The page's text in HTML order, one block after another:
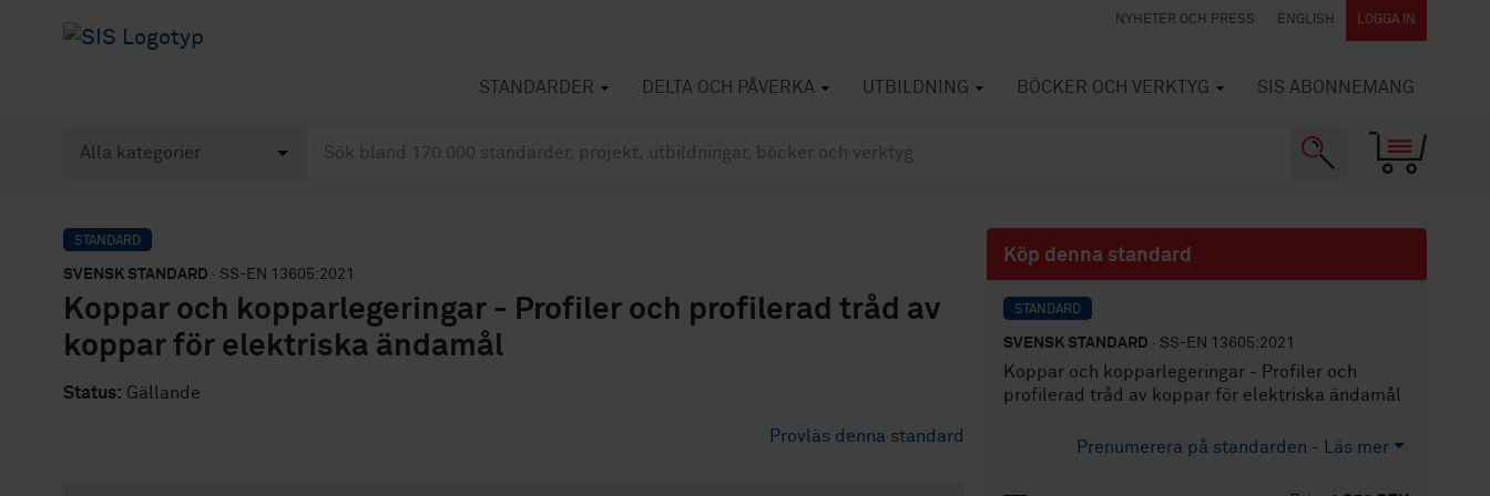
NYHETER OCH PRESS ENGLISH LOGGA IN
STANDARDER DELTA OCH PÅVERKA UTBILDNING BÖCKER OCH VERKTYG SIS ABONNEMANG
STANDARD
SVENSK STANDARD · SS-EN 13605:2021
Koppar och kopparlegeringar - Profiler och profilerad tråd av
koppar för elektriska ändamål
Status: Gällande
Provläs denna standard
Köp denna standard
STANDARD
SVENSK STANDARD · SS-EN 13605:2021
Koppar och kopparlegeringar - Profiler och
profilerad tråd av koppar för elektriska ändamål
Prenumerera på standarden - Läs mer